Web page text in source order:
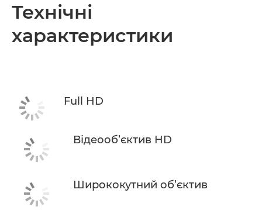
Технічні
характеристики
Full HD
Відеооб’єктив HD
Ширококутний об’єктив